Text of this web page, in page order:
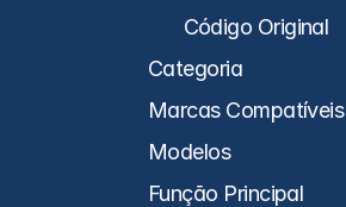
Código Original
Categoria
Marcas Compatíveis
Modelos
Função Principal